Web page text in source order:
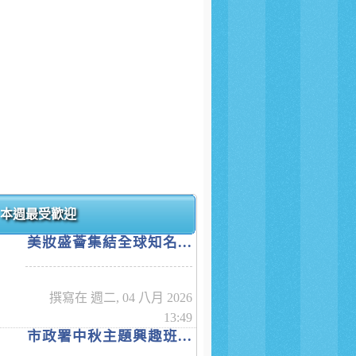
本週最受歡迎
美妝盛薈集結全球知名...
撰寫在 週二, 04 八月 2026
13:49
市政署中秋主題興趣班...